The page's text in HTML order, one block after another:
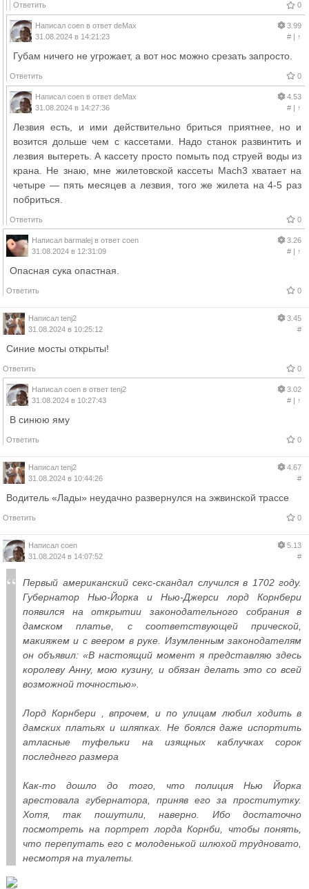
Ответить 0
Написал coen в ответ deMax
31.08.2024 в 14:21:23
3.99
#| ↑
Губам ничего не угрожает, а вот нос можно срезать запросто.
Ответить 0
Написал coen в ответ deMax
31.08.2024 в 14:27:36
4.53
#| ↑
Лезвия есть, и ими действительно бриться приятнее, но и
возится дольше чем с кассетами. Надо станок развинтить и
лезвия вытереть. А кассету просто помыть под струей воды из
крана. Не знаю, мне жилетовской кассеты Mach3 хватает на
четыре — пять месяцев а лезвия, того же жилета на 4-5 раз
побриться.
Ответить 0
Написал barmalej в ответ coen
31.08.2024 в 12:31:09
3.26
#| ↑
Опасная сука опастная.
Ответить 0
Написал tenj2
31.08.2024 в 10:25:12
3.45
#
Синие мосты открыты!
Ответить 0
Написал coen в ответ tenj2
31.08.2024 в 10:27:43
3.02
#| ↑
В синюю яму
Ответить 0
Написал tenj2
31.08.2024 в 10:44:26
4.67
#
Водитель «Лады» неудачно развернулся на эжвинской трассе
Ответить 0
Написал coen
31.08.2024 в 14:07:52
5.13
#
Первый американский секс-скандал случился в 1702 году.
Губернатор Нью-Йорка и Нью-Джерси лорд Корнбери
появился на открытии законодательного собрания в
дамском платье, с соответствующей прической,
макияжем и с веером в руке. Изумленным законодателям
он объявил: «В настоящий момент я представляю здесь
королеву Анну, мою кузину, и обязан делать это со всей
возможной точностью».
Лорд Корнбери , впрочем, и по улицам любил ходить в
дамских платьях и шляпках. Не боялся даже испортить
атласные туфельки на изящных каблучках сорок
последнего размера
Как-то дошло до того, что полиция Нью Йорка
арестовала губернатора, приняв его за проститутку.
Хотя, так пошутили, наверно. Ибо достаточно
посмотреть на портрет лорда Корнби, чтобы понять,
что перепутать его с молоденькой шлюхой трудновато,
несмотря на туалеты.